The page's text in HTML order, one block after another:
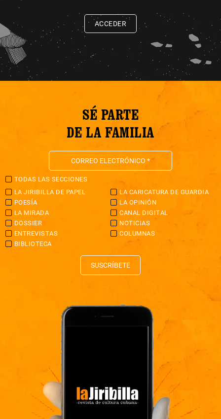
ACCEDER
SÉ PARTE
DE LA FAMILIA
TODAS LAS SECCIONES
LA JIRIBILLA DE PAPEL
LA CARICATURA DE GUARDIA
POESÍA
LA OPINIÓN
LA MIRADA
CANAL DIGITAL
DOSSIER
NOTICIAS
ENTREVISTAS
COLUMNAS
BIBLIOTECA
SUSCRÍBETE